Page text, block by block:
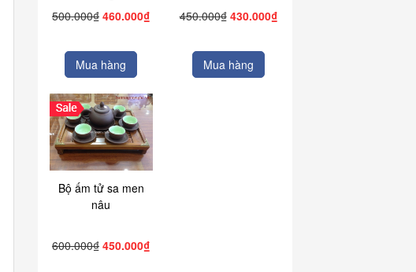
500.000₫ 460.000₫
Mua hàng
450.000₫ 430.000₫
Mua hàng
Bộ ấm tử sa men
nâu
600.000₫ 450.000₫